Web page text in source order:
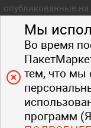
Мы
Во время
тем, что мы
программ
опубликованные на
объектом прав
Пакетмаркет.
фотографий,
запрещено.